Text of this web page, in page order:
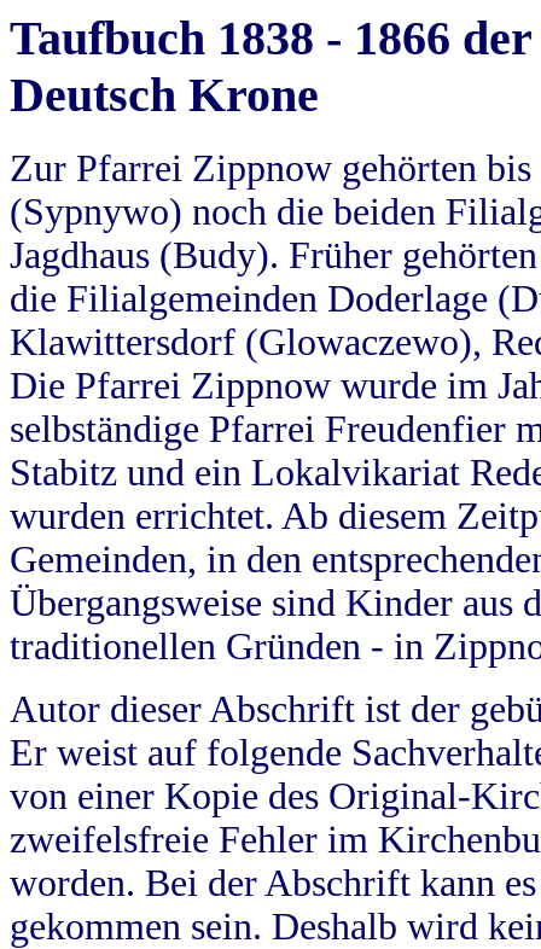
Taufbuch 1838 - 1866
Deutsch Krone
Zur Pfarrei Zippnow gehörten
(Sypnywo) noch die beiden
Jagdhaus (Budy). Früher
die Filialgemeinden Doderlage
Klawittersdorf (Glowaczewo),
Die Pfarrei Zippnow wurde im
selbständige Pfarrei Freudenfier
Stabitz und ein Lokalvikariat
wurden errichtet. Ab diesem
Gemeinden, in den
Übergangsweise sind Kinder aus
traditionellen Gründen - in
Autor dieser Abschrift ist der
Er weist auf folgende
von einer Kopie des Original-
zweifelsfreie Fehler im
worden. Bei der Abschrift kann
gekommen sein. Deshalb wird